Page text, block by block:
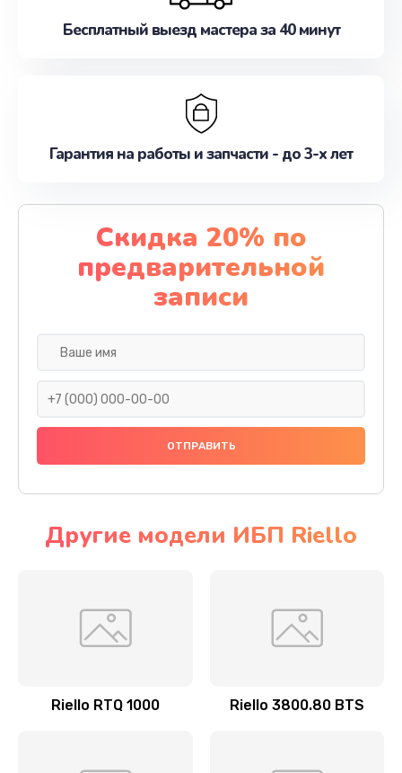
Бесплатный выезд мастера за 40 минут
Гарантия на работы и запчасти - до 3-х лет
Скидка 20% по
предварительной
записи
Другие модели ИБП Riello
Riello RTQ 1000 Riello 3800.80 BTS